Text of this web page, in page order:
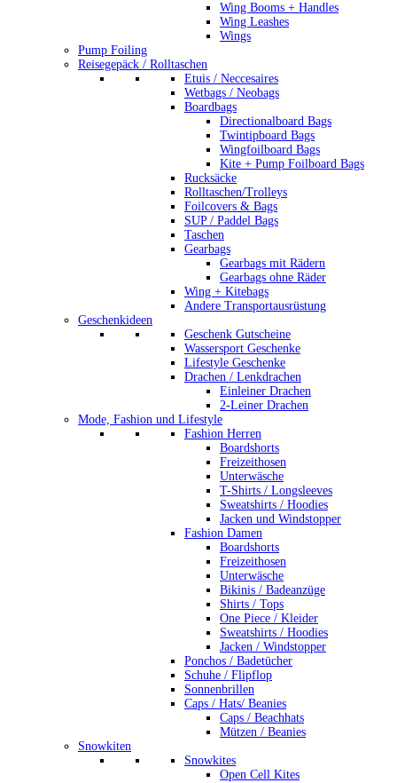
Wing Booms + Handles
Wing Leashes
Wings
Pump Foiling
Reisegepäck / Rolltaschen
Etuis / Neccesaires
Wetbags / Neobags
Boardbags
Directionalboard Bags
Twintipboard Bags
Wingfoilboard Bags
Kite + Pump Foilboard Bags
Rucksäcke
Rolltaschen/Trolleys
Foilcovers & Bags
SUP / Paddel Bags
Taschen
Gearbags
Gearbags mit Rädern
Gearbags ohne Räder
Wing + Kitebags
Andere Transportausrüstung
Geschenkideen
Geschenk Gutscheine
Wassersport Geschenke
Lifestyle Geschenke
Drachen / Lenkdrachen
Einleiner Drachen
2-Leiner Drachen
Mode, Fashion und Lifestyle
Fashion Herren
Boardshorts
Freizeithosen
Unterwäsche
T-Shirts / Longsleeves
Sweatshirts / Hoodies
Jacken und Windstopper
Fashion Damen
Boardshorts
Freizeithosen
Unterwäsche
Bikinis / Badeanzüge
Shirts / Tops
One Piece / Kleider
Sweatshirts / Hoodies
Jacken / Windstopper
Ponchos / Badetücher
Schuhe / Flipflop
Sonnenbrillen
Caps / Hats/ Beanies
Caps / Beachhats
Mützen / Beanies
Snowkiten
Snowkites
Open Cell Kites